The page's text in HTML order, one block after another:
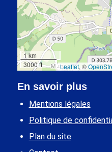
1 km
3000 ft
Leaflet, ©
En savoir plus
Mentions légales
Politique de
Plan du site